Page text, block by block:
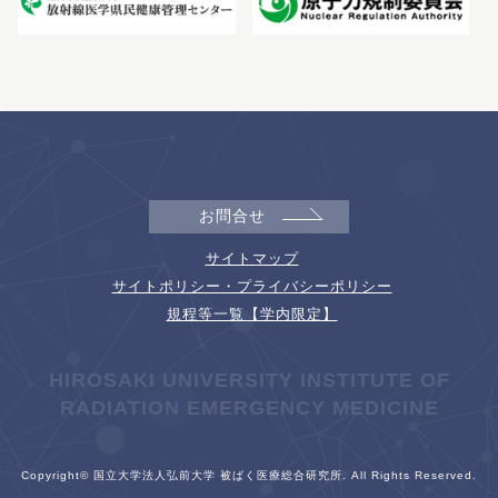
お問合せ
サイトマップ
サイトポリシー・プライバシーポリシー
規程等一覧【学内限定】
HIROSAKI UNIVERSITY INSTITUTE OF
RADIATION EMERGENCY MEDICINE
Copyright© 国立大学法人弘前大学 被ばく医療総合研究所. All Rights Reserved.